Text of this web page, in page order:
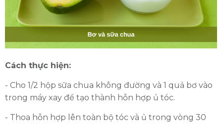
Cách thực hiện:
- Cho 1/2 hộp sữa chua không đường và 1 quả bơ vào
trong máy xay để tạo thành hỗn hợp ủ tóc.
- Thoa hỗn hợp lên toàn bộ tóc và ủ trong vòng 30